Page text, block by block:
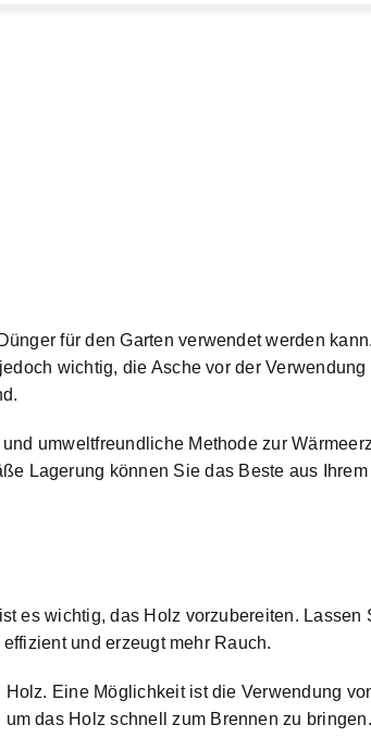
für den Garten verwendet werden
wichtig, die Asche vor der
umweltfreundliche Methode zur
Lagerung können Sie das Beste aus
es wichtig, das Holz vorzubereiten.
und erzeugt mehr Rauch.
Eine Möglichkeit ist die Verwendung
das Holz schnell zum Brennen zu bringen.